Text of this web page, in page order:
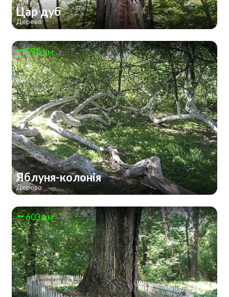
Цар дуб
Дерево
592 км
Яблуня-колонія
Дерево
603 км